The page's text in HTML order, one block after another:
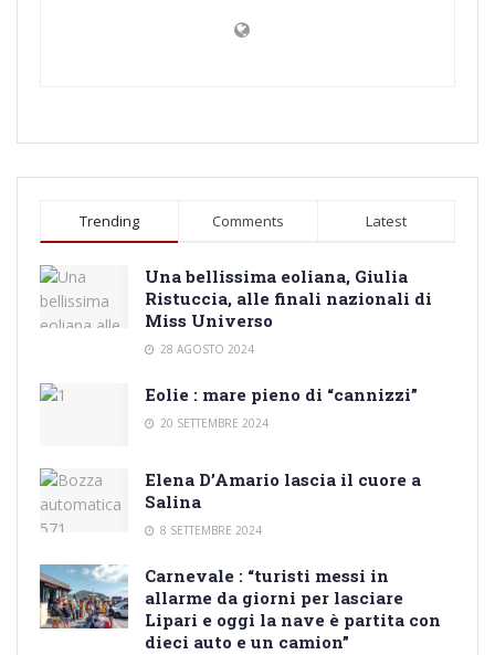
Trending Comments Latest
Una bellissima eoliana, Giulia
Ristuccia, alle finali nazionali di
Miss Universo
28 AGOSTO 2024
Eolie : mare pieno di “cannizzi”
20 SETTEMBRE 2024
Elena D’Amario lascia il cuore a
Salina
8 SETTEMBRE 2024
Carnevale : “turisti messi in
allarme da giorni per lasciare
Lipari e oggi la nave è partita con
dieci auto e un camion”